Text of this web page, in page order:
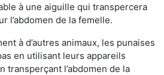
à une aiguille qui transpercera
l’abdomen de la femelle.
à d’autres animaux, les punaises
en utilisant leurs appareils
transperçant l’abdomen de la